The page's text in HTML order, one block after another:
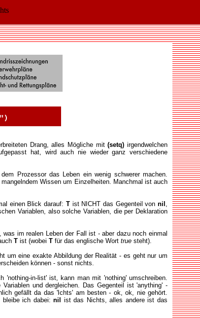
Drang, alles Mögliche mit(setq) irgendwelchen
hat, wird auch nie wieder ganz verschiedene
Prozessor das Leben ein wenig schwerer machen.
Wissen um Einzelheiten. Manchmal ist auch
einen Blick darauf: Tist NICHT das Gegenteil vonnil ,
Variablen, also solche Variablen, die per Deklaration
im realen Leben der Fall ist - aber dazu noch einmal
T ist (wobei T für das englische Wort true steht).
um eine exakte Abbildung der Realität - es geht nur um
können - sonst nichts.
'nothing-in-list' ist, kann man mit 'nothing' umschreiben.
und dergleichen. Das Gegenteil ist 'anything' -
gefällt da das 'Ichts' am besten - ok, ok, nie gehört.
bleibe ich dabei:nil
ist das Nichts, alles andere ist das